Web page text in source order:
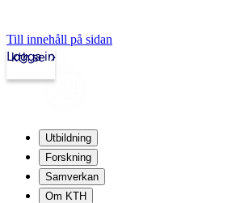
Till innehåll på sidan
kth.se
Logga in
Utbildning
Forskning
Samverkan
Om KTH